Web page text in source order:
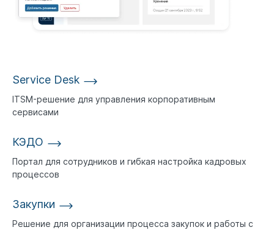
Service Desk
ITSM-решение для управления корпоративным
сервисами
КЭДО
Портал для сотрудников и гибкая настройка кадровых
процессов
Закупки
Решение для организации процесса закупок и работы с